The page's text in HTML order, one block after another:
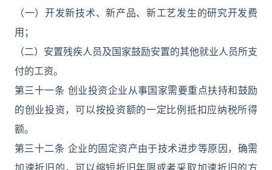
（一）开发新技术、新产品、新工艺发生的研究开发费
用；
（二）安置残疾人员及国家鼓励安置的其他就业人员所支
付的工资。
第三十一条 创业投资企业从事国家需要重点扶持和鼓励
的创业投资，可以按投资额的一定比例抵扣应纳税所得
额。
第三十二条 企业的固定资产由于技术进步等原因，确需
加速折旧的，可以缩短折旧年限或者采取加速折旧的方